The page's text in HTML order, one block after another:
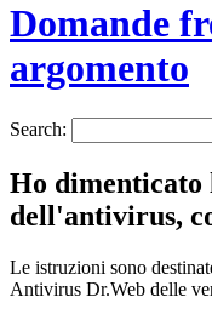
Domande
argomento
Search:
Ho dimenticato
dell'antivirus,
Le istruzioni sono
Antivirus Dr.Web delle